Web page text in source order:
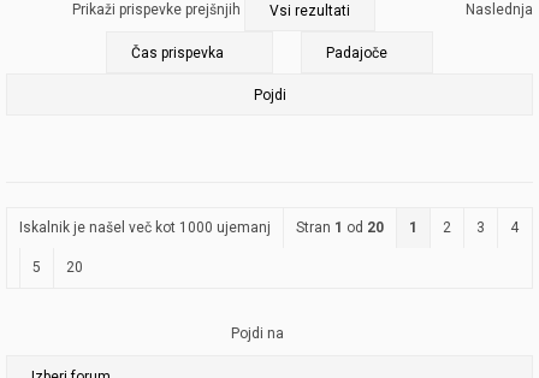
Naslednja
Prikaži prispevke prejšnjih
Iskalnik je našel več kot 1000 ujemanj Stran 1 od 20 1 2 3 4
5 20
Pojdi na